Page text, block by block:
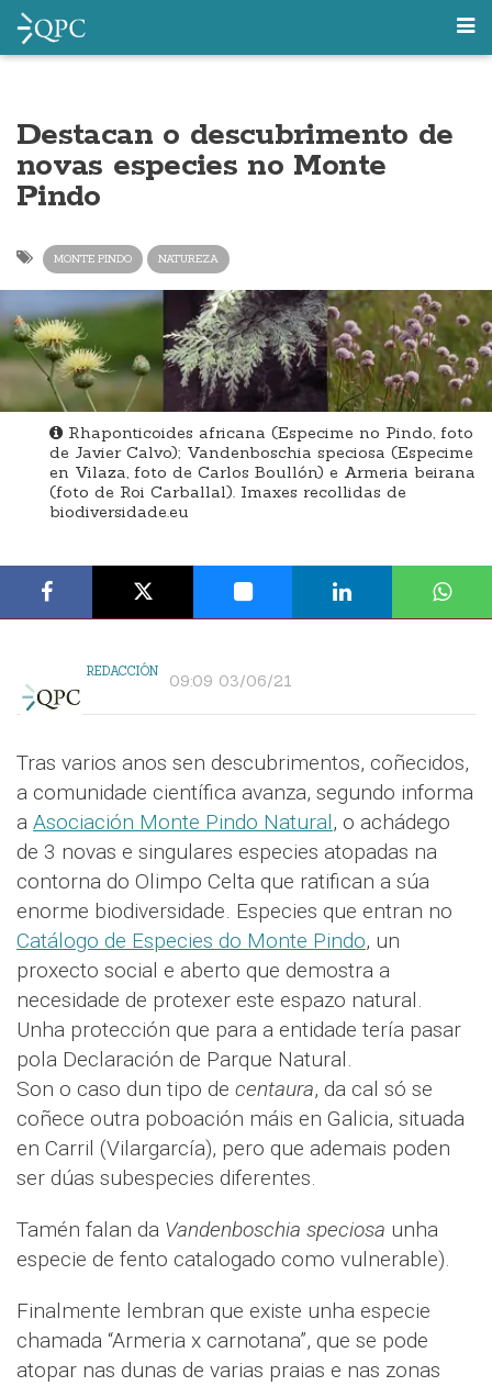
Destacan o descubrimento de
novas especies no Monte
Pindo
MONTE PINDO NATUREZA
Rhaponticoides africana (Especime no Pindo, foto
de Javier Calvo); Vandenboschia speciosa (Especime
en Vilaza, foto de Carlos Boullón) e Armeria beirana
(foto de Roi Carballal). Imaxes recollidas de
biodiversidade.eu
REDACCIÓN 09:09 03/06/21
Tras varios anos sen descubrimentos, coñecidos,
a comunidade científica avanza, segundo informa
a Asociación Monte Pindo Natural, o achádego
de 3 novas e singulares especies atopadas na
contorna do Olimpo Celta que ratifican a súa
enorme biodiversidade. Especies que entran no
Catálogo de Especies do Monte Pindo, un
proxecto social e aberto que demostra a
necesidade de protexer este espazo natural.
Unha protección que para a entidade tería pasar
pola Declaración de Parque Natural.
Son o caso dun tipo de centaura, da cal só se
coñece outra poboación máis en Galicia, situada
en Carril (Vilargarcía), pero que ademais poden
ser dúas subespecies diferentes.
Tamén falan da Vandenboschia speciosa unha
especie de fento catalogado como vulnerable).
Finalmente lembran que existe unha especie
chamada “Armeria x carnotana”, que se pode
atopar nas dunas de varias praias e nas zonas